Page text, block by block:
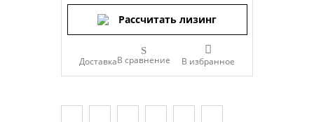
Рассчитать лизинг
ДоставкаВ сравнение